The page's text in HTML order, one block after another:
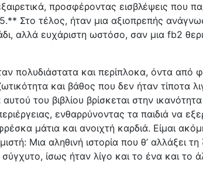
προσφέροντας εισβλέψεις που
Στο τέλος, ήταν μια αξιοπρεπής
αλλά ευχάριστη ωστόσο, σαν μια fb2
πολυδιάστατα και περίπλοκα, όντα από
και βάθος που δεν ήταν τίποτα
αυτού του βιβλίου βρίσκεται στην
ενθαρρύνοντας τα παιδιά να
μάτια και ανοιχτή καρδιά. Είμαι
Μια αληθινή ιστορία που θ’ αλλάξει
ίσως ήταν λίγο και το ένα και το